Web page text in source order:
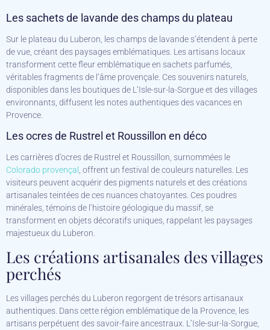
Les sachets de lavande des champs du plateau
Sur le plateau du Luberon, les champs de lavande s’étendent à perte
de vue, créant des paysages emblématiques. Les artisans locaux
transforment cette fleur emblématique en sachets parfumés,
véritables fragments de l’âme provençale. Ces souvenirs naturels,
disponibles dans les boutiques de L’Isle-sur-la-Sorgue et des villages
environnants, diffusent les notes authentiques des vacances en
Provence.
Les ocres de Rustrel et Roussillon en déco
Les carrières d’ocres de Rustrel et Roussillon, surnommées le
Colorado provençal , offrent un festival de couleurs naturelles. Les
visiteurs peuvent acquérir des pigments naturels et des créations
artisanales teintées de ces nuances chatoyantes. Ces poudres
minérales, témoins de l’histoire géologique du massif, se
transforment en objets décoratifs uniques, rappelant les paysages
majestueux du Luberon.
Les créations artisanales des villages
perchés
Les villages perchés du Luberon regorgent de trésors artisanaux
authentiques. Dans cette région emblématique de la Provence, les
artisans perpétuent des savoir-faire ancestraux. L’Isle-sur-la-Sorgue,